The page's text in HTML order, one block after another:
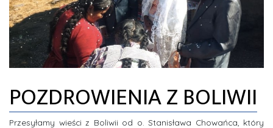
POWOŁANIE
GDZIE JESTEŚMY?
ZDJĘCIA
INFORMACJE
POZDROWIENIA Z BOLIWII
Przesyłamy wieści z Boliwii od o. Stanisława Chowańca, który